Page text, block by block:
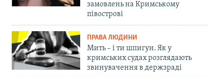
замовлень на Кримському
півострові
ПРАВА ЛЮДИНИ
Мить – і ти шпигун. Як у
кримських судах розглядають
звинувачення в держзраді